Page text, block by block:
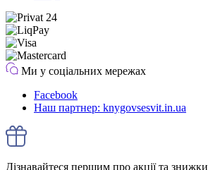
Ми у соціальних мережах
Facebook
Наш партнер: knygovsesvit.in.ua
Дізнавайтеся першим про акції та знижки